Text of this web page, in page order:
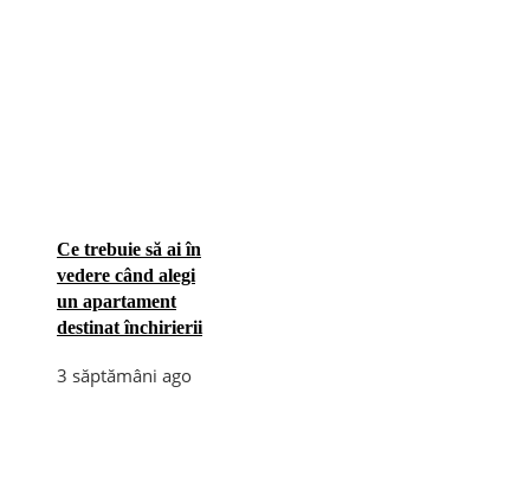
Ce trebuie să ai în
vedere când alegi
un apartament
destinat închirierii
3 săptămâni ago